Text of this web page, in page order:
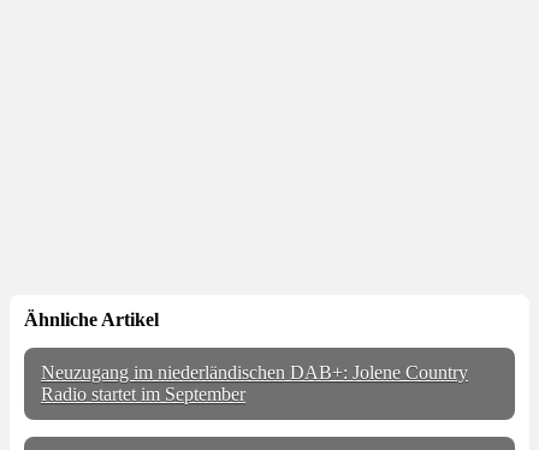
Ähnliche Artikel
Neuzugang im niederländischen DAB+: Jolene Country
Radio startet im September